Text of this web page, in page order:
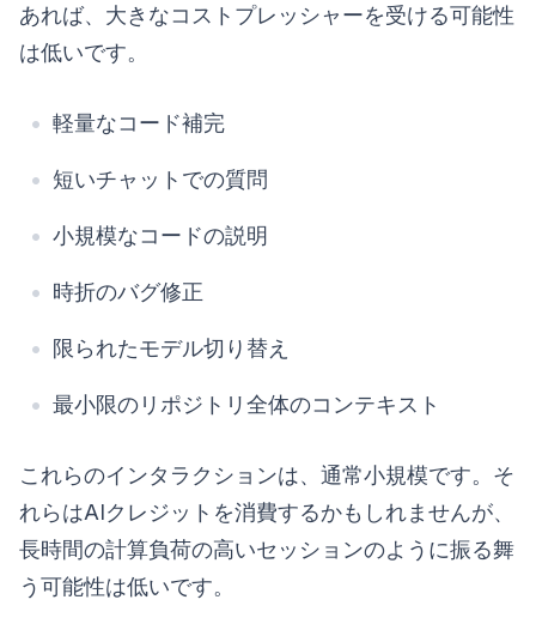
あれば、大きなコストプレッシャーを受ける可能性
は低いです。
軽量なコード補完
短いチャットでの質問
小規模なコードの説明
時折のバグ修正
限られたモデル切り替え
最小限のリポジトリ全体のコンテキスト
これらのインタラクションは、通常小規模です。そ
れらはAIクレジットを消費するかもしれませんが、
長時間の計算負荷の高いセッションのように振る舞
う可能性は低いです。